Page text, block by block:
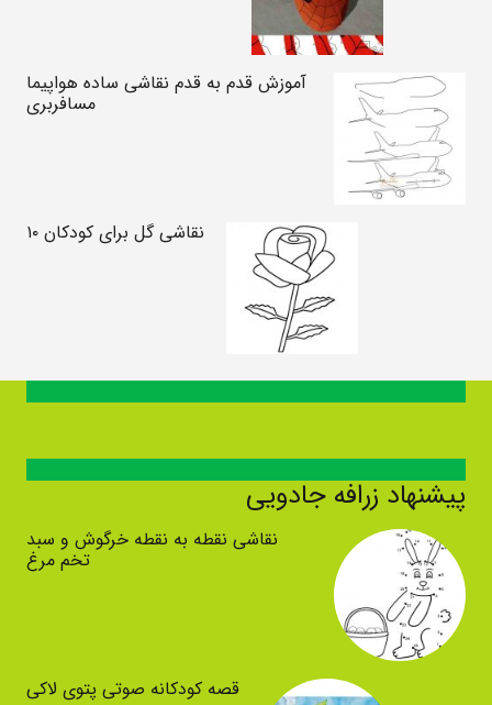
آموزش قدم به قدم نقاشی ساده هواپیما
مسافربری
نقاشی گل برای کودکان ۱۰
پیشنهاد زرافه جادویی
نقاشی نقطه به نقطه خرگوش و سبد
تخم مرغ
قصه کودکانه صوتی پتوی لاکی